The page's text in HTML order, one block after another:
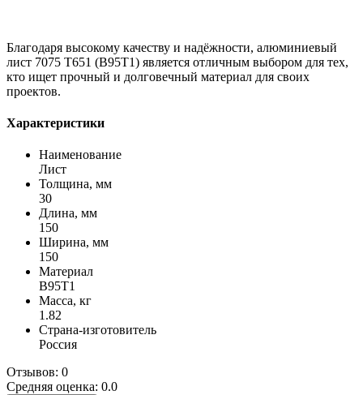
Благодаря высокому качеству и надёжности, алюминиевый
лист 7075 Т651 (В95Т1) является отличным выбором для тех,
кто ищет прочный и долговечный материал для своих
проектов.
Характеристики
Наименование
Лист
Толщина, мм
30
Длина, мм
150
Ширина, мм
150
Материал
В95Т1
Масса, кг
1.82
Страна-изготовитель
Россия
Отзывов: 0
Средняя оценка: 0.0